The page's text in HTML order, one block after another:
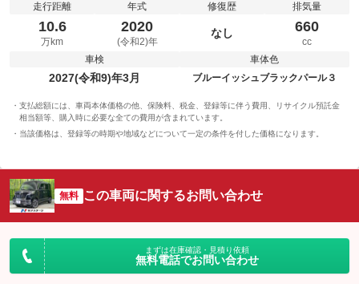
走行距離
10.6
万km
年式
2020
(令和2)年
修復歴
なし
排気量
660
cc
車検
2027(令和9)年3月
車体色
ブルーイッシュブラックパール３
支払総額には、車両本体価格の他、保険料、税金、登録等に伴う費用、リサイクル預託金
相当額等、購入時に必要な全ての費用が含まれています。
当該価格は、登録等の時期や地域などについて一定の条件を付した価格になります。
無料 この車両に関するお問い合わせ
まずは在庫確認・見積り依頼
無料電話でお問い合わせ